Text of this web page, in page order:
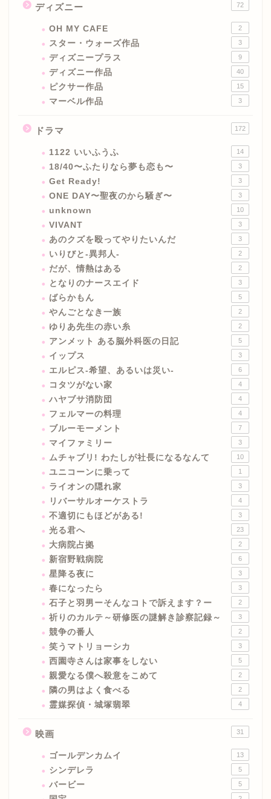
ディズニー 72
OH MY CAFE 2
スター・ウォーズ作品 3
ディズニープラス 9
ディズニー作品 40
ピクサー作品 15
マーベル作品 3
ドラマ 172
1122 いいふうふ 14
18/40〜ふたりなら夢も恋も〜 3
Get Ready! 3
ONE DAY〜聖夜のから騒ぎ〜 3
unknown 10
VIVANT 3
あのクズを殴ってやりたいんだ 3
いりびと-異邦人- 2
だが、情熱はある 2
となりのナースエイド 3
ばらかもん 5
やんごとなき一族 2
ゆりあ先生の赤い糸 2
アンメット ある脳外科医の日記 5
イップス 3
エルピス-希望、あるいは災い- 6
コタツがない家 4
ハヤブサ消防団 4
フェルマーの料理 4
ブルーモーメント 7
マイファミリー 3
ムチャブリ! わたしが社長になるなんて 10
ユニコーンに乗って 1
ライオンの隠れ家 3
リバーサルオーケストラ 4
不適切にもほどがある! 3
光る君へ 23
大病院占拠 2
新宿野戦病院 6
星降る夜に 3
春になったら 3
石子と羽男ーそんなコトで訴えます？ー 2
祈りのカルテ～研修医の謎解き診察記録～ 3
競争の番人 2
笑うマトリョーシカ 3
西園寺さんは家事をしない 5
親愛なる僕へ殺意をこめて 2
隣の男はよく食べる 2
霊媒探偵・城塚翡翠 4
映画 31
ゴールデンカムイ 13
シンデレラ 5
バービー 5